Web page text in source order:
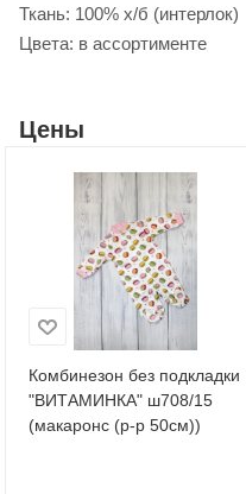
Ткань: 100% х/б (интерлок)
Цвета: в ассортименте
Цены
Комбинезон без подкладки
"ВИТАМИНКА" ш708/15
(макаронс (р-р 50см))